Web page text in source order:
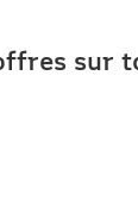
sur